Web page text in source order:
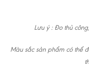
Lưu ý : Đo thủ
Màu sắc sản phẩm có thể